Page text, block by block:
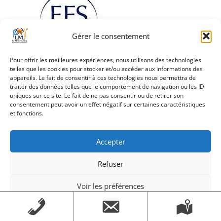
Gérer le consentement
Pour offrir les meilleures expériences, nous utilisons des technologies
telles que les cookies pour stocker et/ou accéder aux informations des
appareils. Le fait de consentir à ces technologies nous permettra de
traiter des données telles que le comportement de navigation ou les ID
uniques sur ce site. Le fait de ne pas consentir ou de retirer son
consentement peut avoir un effet négatif sur certaines caractéristiques
et fonctions.
Accepter
Refuser
Voir les préférences
Mentions légalesMentions légales
Navigation
de
l’article
Vignette_don_du_sang
Création Androme Informatique© 2026. Tous droits
|Mentions légales